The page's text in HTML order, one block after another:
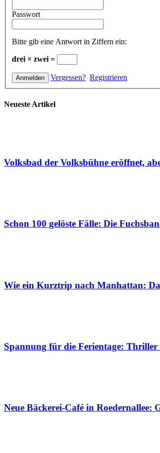
Passwort
Bitte gib eine Antwort in Ziffern ein:
drei × zwei =
Vergessen? Registrieren
Neueste Artikel
Volksbad der Volksbühne eröffnet,
Schon 100 gelöste Fälle: Die
Wie ein Kurztrip nach Manhattan:
Spannung für die Ferientage:
Neue Bäckerei-Café in Roedernallee: